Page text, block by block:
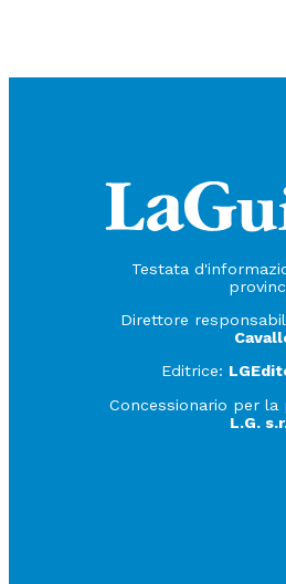
Testata
Direttore
Editrice:
Concessionario per la
L.G.